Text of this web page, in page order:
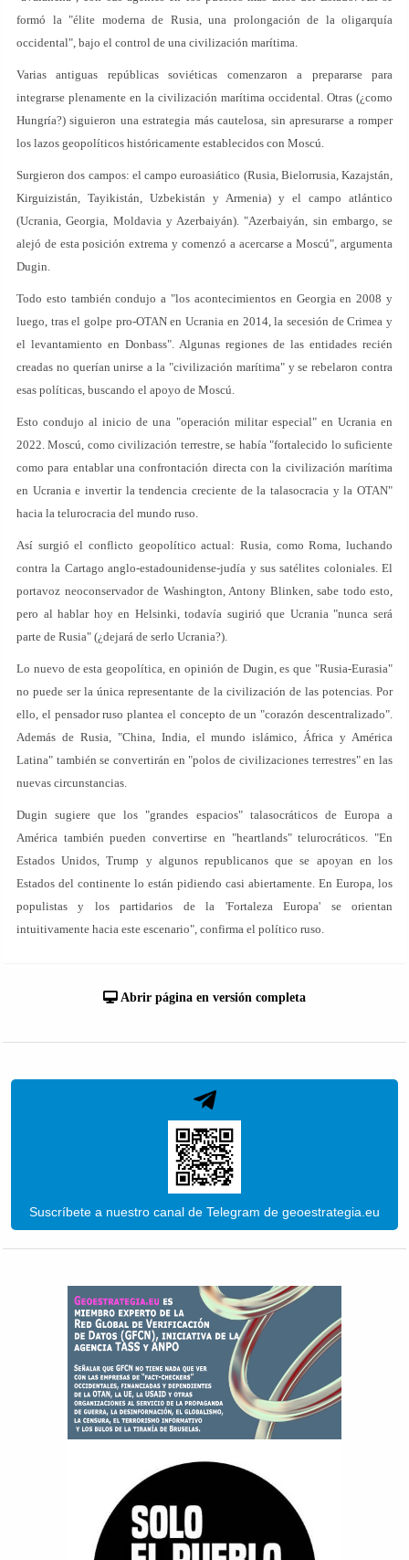
formó la "élite moderna de Rusia, una prolongación de la oligarquía
occidental", bajo el control de una civilización marítima.
Varias antiguas repúblicas soviéticas comenzaron a prepararse para
integrarse plenamente en la civilización marítima occidental. Otras (¿como
Hungría?) siguieron una estrategia más cautelosa, sin apresurarse a romper
los lazos geopolíticos históricamente establecidos con Moscú.
Surgieron dos campos: el campo euroasiático (Rusia, Bielorrusia, Kazajstán,
Kirguizistán, Tayikistán, Uzbekistán y Armenia) y el campo atlántico
(Ucrania, Georgia, Moldavia y Azerbaiyán). "Azerbaiyán, sin embargo, se
alejó de esta posición extrema y comenzó a acercarse a Moscú", argumenta
Dugin.
Todo esto también condujo a "los acontecimientos en Georgia en 2008 y
luego, tras el golpe pro-OTAN en Ucrania en 2014, la secesión de Crimea y
el levantamiento en Donbass". Algunas regiones de las entidades recién
creadas no querían unirse a la "civilización marítima" y se rebelaron contra
esas políticas, buscando el apoyo de Moscú.
Esto condujo al inicio de una "operación militar especial" en Ucrania en
2022. Moscú, como civilización terrestre, se había "fortalecido lo suficiente
como para entablar una confrontación directa con la civilización marítima
en Ucrania e invertir la tendencia creciente de la talasocracia y la OTAN"
hacia la telurocracia del mundo ruso.
Así surgió el conflicto geopolítico actual: Rusia, como Roma, luchando
contra la Cartago anglo-estadounidense-judía y sus satélites coloniales. El
portavoz neoconservador de Washington, Antony Blinken, sabe todo esto,
pero al hablar hoy en Helsinki, todavía sugirió que Ucrania "nunca será
parte de Rusia" (¿dejará de serlo Ucrania?).
Lo nuevo de esta geopolítica, en opinión de Dugin, es que "Rusia-Eurasia"
no puede ser la única representante de la civilización de las potencias. Por
ello, el pensador ruso plantea el concepto de un "corazón descentralizado".
Además de Rusia, "China, India, el mundo islámico, África y América
Latina" también se convertirán en "polos de civilizaciones terrestres" en las
nuevas circunstancias.
Dugin sugiere que los "grandes espacios" talasocráticos de Europa a
América también pueden convertirse en "heartlands" telurocráticos. "En
Estados Unidos, Trump y algunos republicanos que se apoyan en los
Estados del continente lo están pidiendo casi abiertamente. En Europa, los
populistas y los partidarios de la 'Fortaleza Europa' se orientan
intuitivamente hacia este escenario", confirma el político ruso.
Abrir página en versión completa
Suscríbete a nuestro canal de Telegram de geoestrategia.eu